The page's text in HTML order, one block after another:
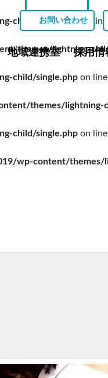
お問い合わせ
地域連携室 採用情
child/single.phpon line
themes/lightning-
child/single.php on line
themes/lightning-
child/single.php on line
wp-content/themes/